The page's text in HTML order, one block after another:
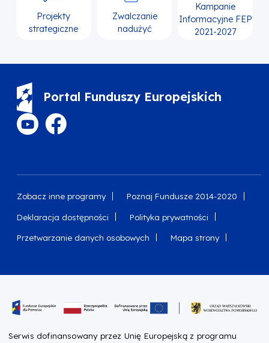
Projekty
strategiczne
Zwalczanie
nadużyć
Kampanie
Informacyjne FEP
2021-2027
Portal Funduszy Europejskich
Zobacz inne programy Poznaj Fundusze 2014-2020
Deklaracja dostępności Polityka prywatności
Przetwarzanie danych osobowych Mapa strony
Serwis dofinansowany przez Unię Europejską z programu